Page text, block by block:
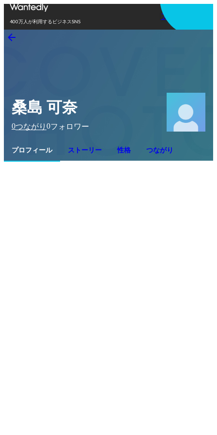
400万人が利用するビジネスSNS
アプリを使う
桑島 可奈
0つながり 0フォロワー
プロフィール ストーリー 性格 つながり